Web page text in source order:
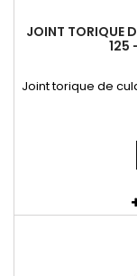
JOINT TORIQUE
125
Joint torique de